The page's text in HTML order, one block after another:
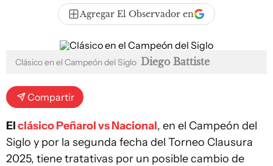
Agregar El Observador en
Clásico en el Campeón del Siglo Diego Battiste
Compartir
Elclásico Peñarol vs Nacional, en el Campeón del
Siglo y por la segunda fecha del Torneo Clausura
2025, tiene tratativas por un posible cambio de